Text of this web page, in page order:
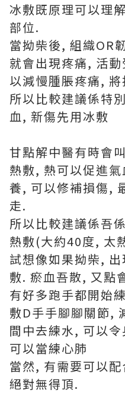
冰敷既原理可以理
部位.
當拗柴後, 組織OR
就會出現疼痛, 活
以減慢腫脹疼痛,
所以比較建議係特
血, 新傷先用冰敷
甘點解中醫有時會
熱敷, 熱可以促進
養, 可以修補損傷,
走.
所以比較建議係吾
熱敷(大約40度, 太
試想像如果拗柴,
敷. 瘀血吾散, 又點
有好多跑手都開始
敷D手手腳腳關節,
間中去練水, 可以
可以當練心肺
當然, 有需要可以
絕對無得頂.